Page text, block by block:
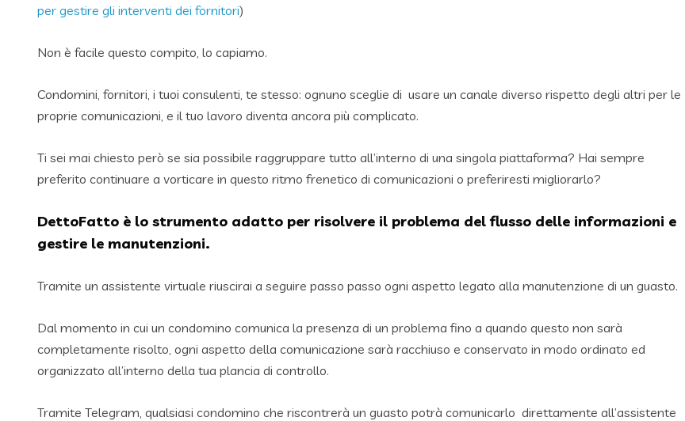
per gestire gli interventi dei fornitori)
Non è facile questo compito, lo capiamo.
Condomini, fornitori, i tuoi consulenti, te stesso: ognuno sceglie di usare un canale diverso rispetto degli altri per le
proprie comunicazioni, e il tuo lavoro diventa ancora più complicato.
Ti sei mai chiesto però se sia possibile raggruppare tutto all’interno di una singola piattaforma? Hai sempre
preferito continuare a vorticare in questo ritmo frenetico di comunicazioni o preferiresti migliorarlo?
DettoFatto è lo strumento adatto per risolvere il problema del flusso delle informazioni e
gestire le manutenzioni.
Tramite un assistente virtuale riuscirai a seguire passo passo ogni aspetto legato alla manutenzione di un guasto.
Dal momento in cui un condomino comunica la presenza di un problema fino a quando questo non sarà
completamente risolto, ogni aspetto della comunicazione sarà racchiuso e conservato in modo ordinato ed
organizzato all’interno della tua plancia di controllo.
Tramite Telegram, qualsiasi condomino che riscontrerà un guasto potrà comunicarlo direttamente all’assistente